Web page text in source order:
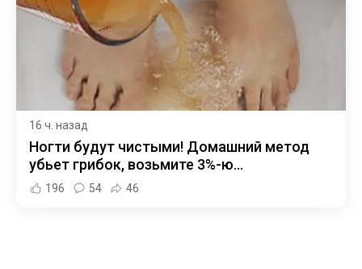
16 ч. назад
Ногти будут чистыми! Домашний метод
убьет грибок, возьмите 3%-ю…
196 54 46